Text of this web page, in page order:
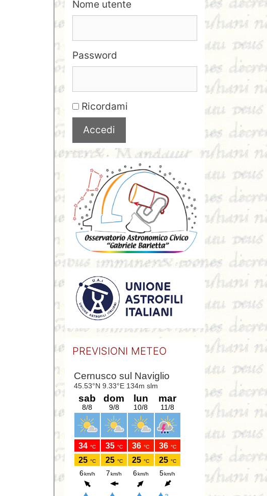
Nome utente
Password
Ricordami
PREVISIONI METEO